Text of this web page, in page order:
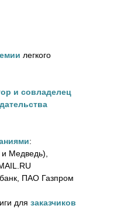
легкого
и совладелец
:
Медведь),
ПАО Газпром
для заказчиков